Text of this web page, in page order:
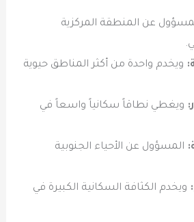
عن المنطقة المركزية
ويخدم واحدة من أكثر المناطق حيوية
ويغطي نطاقاً سكانياً واسعاً في
المسؤول عن الأحياء الجنوبية
ويخدم الكثافة السكانية الكبيرة في